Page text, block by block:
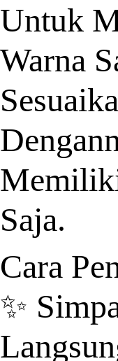
Untuk
Warna
Saja.
Cara
✨